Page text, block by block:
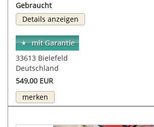
Gebraucht
Details anzeigen
33613 Bielefeld
Deutschland
549,00 EUR
merken